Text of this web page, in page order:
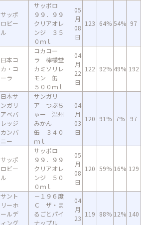
サッポ
ロビー
ル
サッポロ
９９．９９
クリアオレ
ンジ ３５
０ｍｌ
05
月
08
日
123 64% 54% 97
日本コ
カ・コ
ーラ
コカコー
ラ 檸檬堂
カミソリレ
モン 缶
５００ｍｌ
04
月
22
日
122 92% 49% 192
日本サ
ンガリ
アベバ
レッジ
カンパ
ニー
サンガリ
ア つぶち
ゅー 温州
みかん
缶 ３４０
ｍｌ
04
月
03
日
120 91% 7% 97
サッポ
ロビー
ル
サッポロ
９９．９９
クリアオレ
ンジ ５０
０ｍｌ
05
月
08
日
120 59% 16% 129
サント
リーホ
ールデ
ィング
－１９６度
Ｃ ザ・ま
るごとパイ
ナップル
04
月
23
119 88% 12% 140